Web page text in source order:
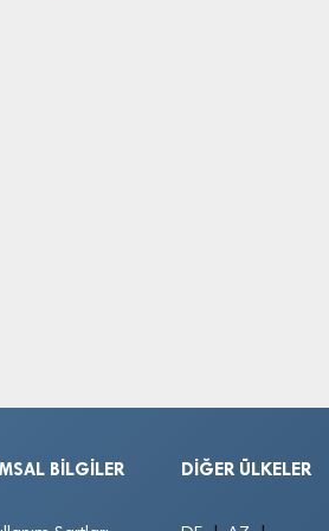
BILGILER DIĞER ÜLKELER